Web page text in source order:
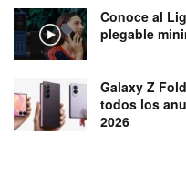
Conoce al
plegable
Galaxy Z
todos los
2026